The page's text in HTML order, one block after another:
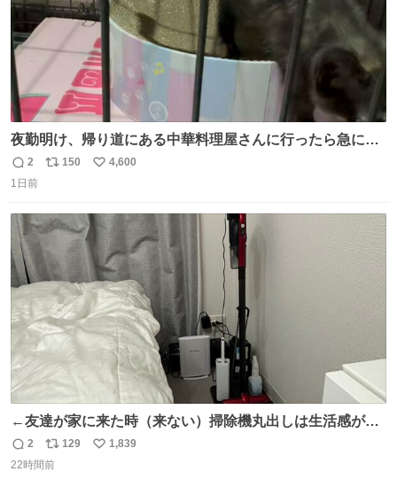
夜勤明け、帰り道にある中華料理屋さんに行ったら急に
「トイレニネコチャンイルヨ！ドウブツスキデショ！」と
言われ(好きだけどさ……)とトイレ行ったらまじで可愛い
ね〜〜〜！
返
信
2
リ
ト
150
い
4,600
1日前
←友達が家に来た時（来ない）掃除機丸出しは生活感が出
てかっこ悪いなぁ →せや
返
信
2
リ
ポ
129
い
1,839
22時間前